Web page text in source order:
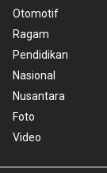
Otomotif
Ragam
Pendidikan
Nasional
Nusantara
Foto
Video